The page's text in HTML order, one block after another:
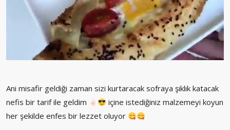
Ani misafir geldiği zaman sizi kurtaracak sofraya şıklık katacak
nefis bir tarif ile geldim
içine istediğiniz malzemeyi koyun
her şekilde enfes bir lezzet oluyor